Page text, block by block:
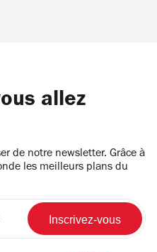
allez
de notre newsletter. Grâce à
les meilleurs plans du